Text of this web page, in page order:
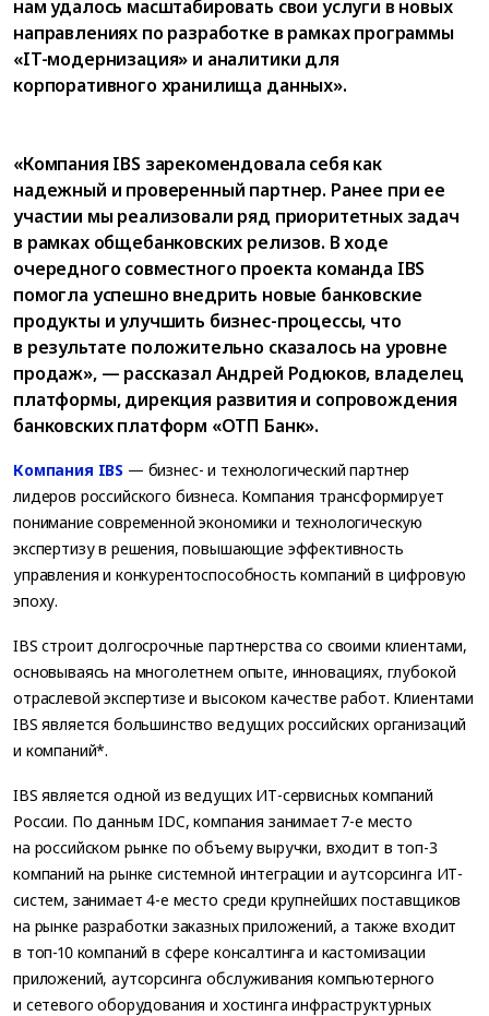
нам удалось масштабировать свои услуги в новых
направлениях по разработке в рамках программы
«IT-модернизация» и аналитики для
корпоративного хранилища данных».
«Компания IBS зарекомендовала себя как
надежный и проверенный партнер. Ранее при ее
участии мы реализовали ряд приоритетных задач
в рамках общебанковских релизов. В ходе
очередного совместного проекта команда IBS
помогла успешно внедрить новые банковские
продукты и улучшить бизнес-процессы, что
в результате положительно сказалось на уровне
продаж», — рассказал Андрей Родюков, владелец
платформы, дирекция развития и сопровождения
банковских платформ «ОТП Банк».
Компания IBS — бизнес- и технологический партнер
лидеров российского бизнеса. Компания трансформирует
понимание современной экономики и технологическую
экспертизу в решения, повышающие эффективность
управления и конкурентоспособность компаний в цифровую
эпоху.
IBS строит долгосрочные партнерства со своими клиентами,
основываясь на многолетнем опыте, инновациях, глубокой
отраслевой экспертизе и высоком качестве работ. Клиентами
IBS является большинство ведущих российских организаций
и компаний*.
IBS является одной из ведущих ИТ-сервисных компаний
России. По данным IDC, компания занимает 7-е место
на российском рынке по объему выручки, входит в топ-3
компаний на рынке системной интеграции и аутсорсинга ИТ-
систем, занимает 4-е место среди крупнейших поставщиков
на рынке разработки заказных приложений, а также входит
в топ-10 компаний в сфере консалтинга и кастомизации
приложений, аутсорсинга обслуживания компьютерного
и сетевого оборудования и хостинга инфраструктурных